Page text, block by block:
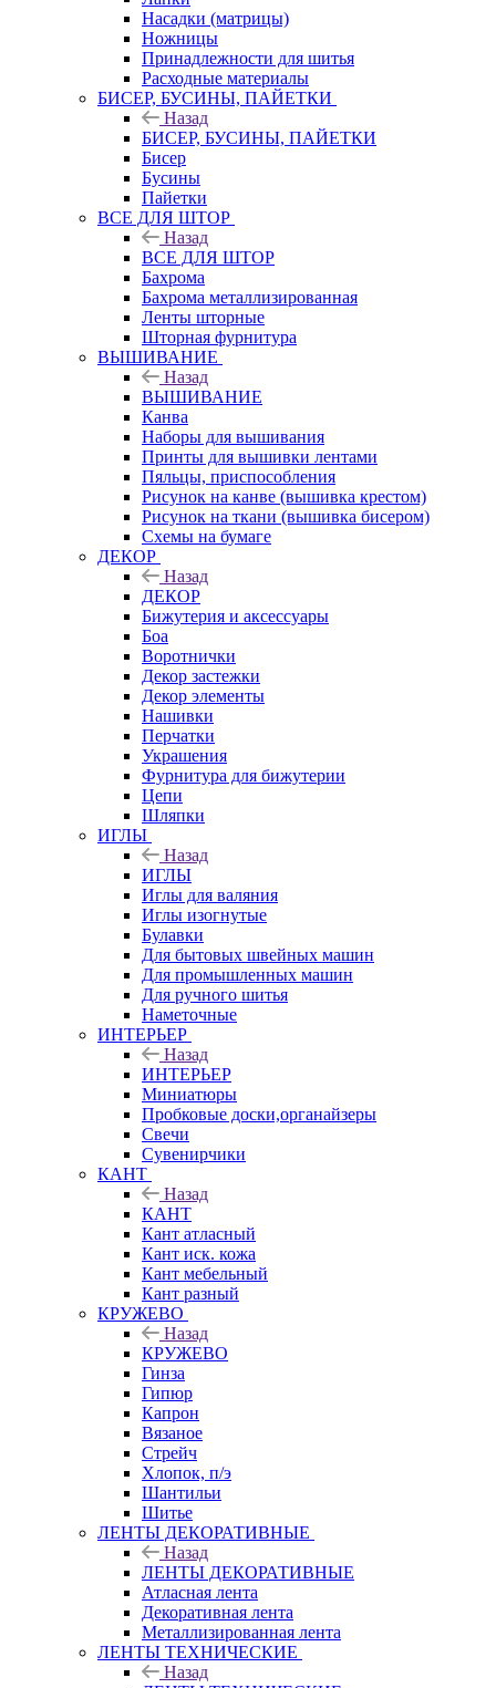
Насадки (матрицы)
Ножницы
Принадлежности для шитья
Расходные материалы
БИСЕР, БУСИНЫ, ПАЙЕТКИ
Назад
БИСЕР, БУСИНЫ, ПАЙЕТКИ
Бисер
Бусины
Пайетки
ВСЕ ДЛЯ ШТОР
Назад
ВСЕ ДЛЯ ШТОР
Бахрома
Бахрома металлизированная
Ленты шторные
Шторная фурнитура
ВЫШИВАНИЕ
Назад
ВЫШИВАНИЕ
Канва
Наборы для вышивания
Принты для вышивки лентами
Пяльцы, приспособления
Рисунок на канве (вышивка крестом)
Рисунок на ткани (вышивка бисером)
Схемы на бумаге
ДЕКОР
Назад
ДЕКОР
Бижутерия и аксессуары
Боа
Воротнички
Декор застежки
Декор элементы
Нашивки
Перчатки
Украшения
Фурнитура для бижутерии
Цепи
Шляпки
ИГЛЫ
Назад
ИГЛЫ
Иглы для валяния
Иглы изогнутые
Булавки
Для бытовых швейных машин
Для промышленных машин
Для ручного шитья
Наметочные
ИНТЕРЬЕР
Назад
ИНТЕРЬЕР
Миниатюры
Пробковые доски,органайзеры
Свечи
Сувенирчики
КАНТ
Назад
КАНТ
Кант атласный
Кант иск. кожа
Кант мебельный
Кант разный
КРУЖЕВО
Назад
КРУЖЕВО
Гинза
Гипюр
Капрон
Вязаное
Стрейч
Хлопок, п/э
Шантильи
Шитье
ЛЕНТЫ ДЕКОРАТИВНЫЕ
Назад
ЛЕНТЫ ДЕКОРАТИВНЫЕ
Атласная лента
Декоративная лента
Металлизированная лента
ЛЕНТЫ ТЕХНИЧЕСКИЕ
Назад